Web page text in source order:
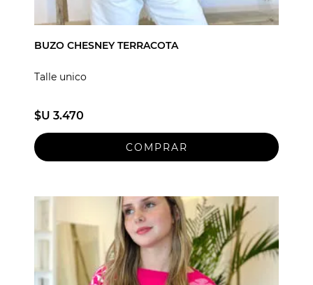
BUZO CHESNEY TERRACOTA
Talle unico
$U 3.470